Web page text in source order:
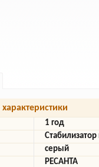
1 год
серый
РЕСАНТА